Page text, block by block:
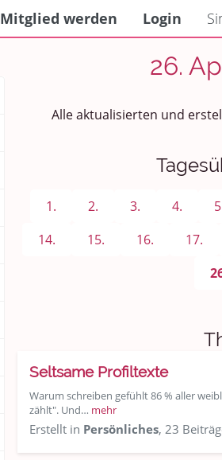
Mitglied werden Login
26.
Alle aktualisierten und
1. 2. 3. 4.
14.
15. 16. 17.
Seltsame Profiltexte
Warum schreiben gefühlt 86 % aller
zählt". Und… mehr
Erstellt in Persönliches, 23